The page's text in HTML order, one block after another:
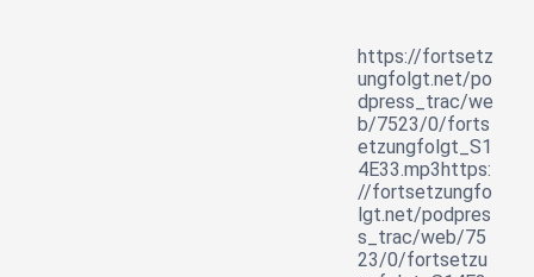
https://fortsetz
ungfolgt.net/po
dpress_trac/we
b/7523/0/forts
etzungfolgt_S1
4E33.mp3https:
//fortsetzungfo
lgt.net/podpres
s_trac/web/75
23/0/fortsetzu